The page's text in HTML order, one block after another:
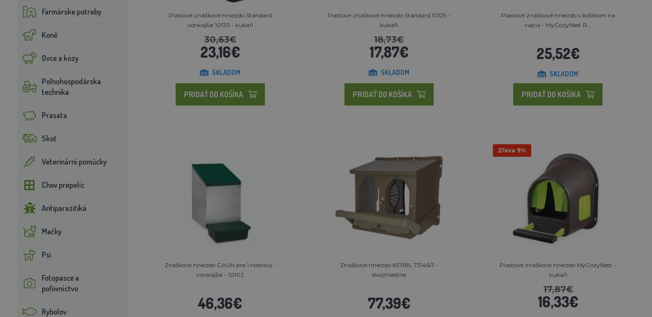
Farmárske potreby
Koně
Ovce a kozy
Poľnohospodárska
technika
Prasata
Skot
Veterinární pomůcky
Chov prepelíc
Antiparazitiká
Mačky
Psi
Fotopasce a
poľovníctvo
Rybolov
Plastové znáškové hniezdo Standard
vonkajšie 10133 - kukaň
30,63€
23,16€
SKLADOM
PRIDAŤ DO KOŠÍKA
Plastové znáškové hniezdo Standard 10125 -
kukaň
18,73€
17,87€
SKLADOM
PRIDAŤ DO KOŠÍKA
Plastové znáškové hniezdo s košíkom na
vajcia - MyCozyNest R...
25,52€
SKLADOM
PRIDAŤ DO KOŠÍKA
Znáškové hniezdo GAUN pre 1 nosnicu -
vonkajšie - 10102
46,36€
Znáškové hniezdo KERBL 73146/1 -
dvojmiestne
77,39€
Zľava 9%
Plastové znáškové hniezdo MyCozyNest -
kukaň
17,87€
16,33€